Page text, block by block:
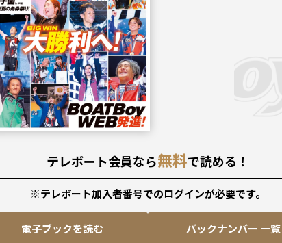
テレボート会員なら無料で読める！
※テレボート加入者番号でのログインが必要です。
電子ブックを読む バックナンバー 一覧